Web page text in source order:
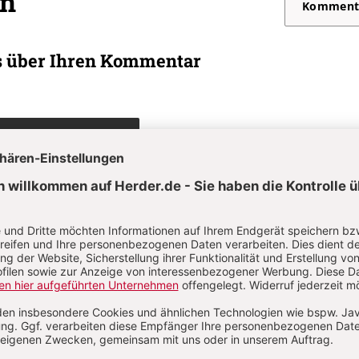
Ihren Kommentar
*
*
Passwort vergessen?